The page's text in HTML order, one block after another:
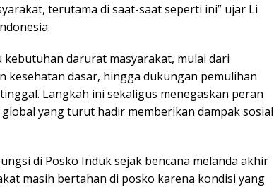
terutama di saat-saat seperti ini” ujar Li
darurat masyarakat, mulai dari
kesehatan dasar, hingga dukungan pemulihan
Langkah ini sekaligus menegaskan peran
yang turut hadir memberikan dampak sosial
di Posko Induk sejak bencana melanda akhir
masih bertahan di posko karena kondisi yang